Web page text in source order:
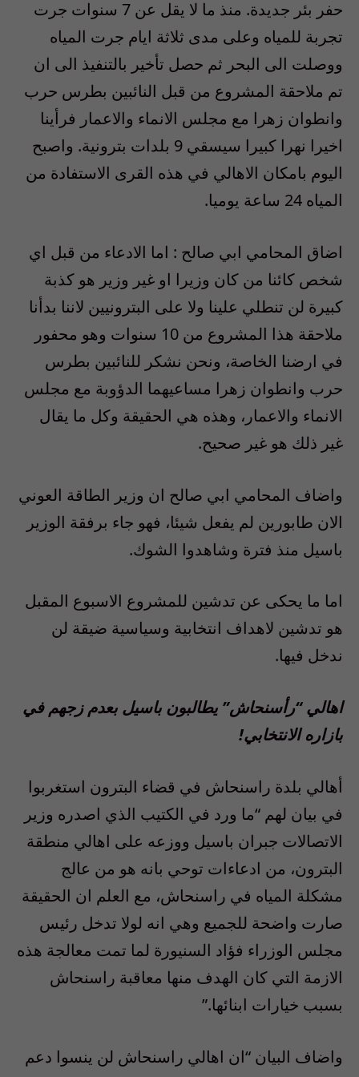
حفر بئر جديدة. منذ ما لا يقل عن 7 سنوات جرت
تجربة للمياه وعلى مدى ثلاثة ايام جرت المياه
ووصلت الى البحر ثم حصل تأخير بالتنفيذ الى ان
تم ملاحقة المشروع من قبل النائبين بطرس حرب
وانطوان زهرا مع مجلس الانماء والاعمار فرأينا
اخيرا نهرا كبيرا سيسقي 9 بلدات بترونية. واصبح
اليوم بامكان الاهالي في هذه القرى الاستفادة من
المياه 24 ساعة يوميا.
اضاق المحامي ابي صالح : اما الادعاء من قبل اي
شخص كائنا من كان وزيرا او غير وزير هو كذبة
كبيرة لن تنطلي علينا ولا على البترونيين لاننا بدأنا
ملاحقة هذا المشروع من 10 سنوات وهو محفور
في ارضنا الخاصة، ونحن نشكر للنائبين بطرس
حرب وانطوان زهرا مساعيهما الدؤوبة مع مجلس
الانماء والاعمار، وهذه هي الحقيقة وكل ما يقال
غير ذلك هو غير صحيح.
واضاف المحامي ابي صالح ان وزير الطاقة العوني
الان طابورين لم يفعل شيئا، فهو جاء برفقة الوزير
باسيل منذ فترة وشاهدوا الشوك.
اما ما يحكى عن تدشين للمشروع الاسبوع المقبل
هو تدشين لاهداف انتخابية وسياسية ضيقة لن
ندخل فيها.
اهالي “رأسنحاش” يطالبون باسيل بعدم زجهم في
بازاره الانتخابي!
أهالي بلدة راسنحاش في قضاء البترون استغربوا
في بيان لهم “ما ورد في الكتيب الذي اصدره وزير
الاتصالات جبران باسيل ووزعه على اهالي منطقة
البترون، من ادعاءات توحي بانه هو من عالج
مشكلة المياه في راسنحاش، مع العلم ان الحقيقة
صارت واضحة للجميع وهي انه لولا تدخل رئيس
مجلس الوزراء فؤاد السنيورة لما تمت معالجة هذه
الازمة التي كان الهدف منها معاقبة راسنحاش
بسبب خيارات ابنائها.”
واضاف البيان “ان اهالي راسنحاش لن ينسوا دعم